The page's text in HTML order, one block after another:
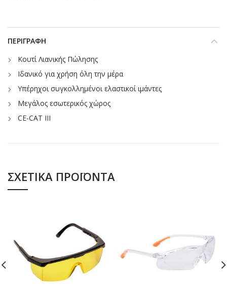
ΠΕΡΙΓΡΑΦΉ
Κουτί Λιανικής Πώλησης
Ιδανικό για χρήση όλη την μέρα
Υπέρηχοι συγκολλημένοι ελαστικοί ιμάντες
Μεγάλος εσωτερικός χώρος
CE-CAT III
ΣΧΕΤΙΚΆ ΠΡΟΪΌΝΤΑ